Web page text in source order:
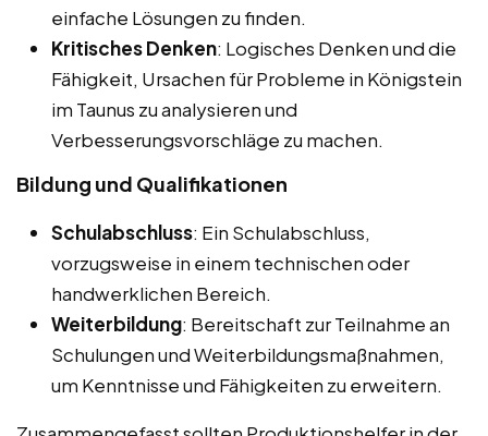
einfache Lösungen zu finden.
Kritisches Denken: Logisches Denken und die
Fähigkeit, Ursachen für Probleme in Königstein
im Taunus zu analysieren und
Verbesserungsvorschläge zu machen.
Bildung und Qualifikationen
Schulabschluss: Ein Schulabschluss,
vorzugsweise in einem technischen oder
handwerklichen Bereich.
Weiterbildung: Bereitschaft zur Teilnahme an
Schulungen und Weiterbildungsmaßnahmen,
um Kenntnisse und Fähigkeiten zu erweitern.